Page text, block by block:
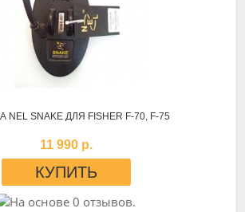
NEL SNAKE ДЛЯ FISHER F-70, F-75
11 990 р.